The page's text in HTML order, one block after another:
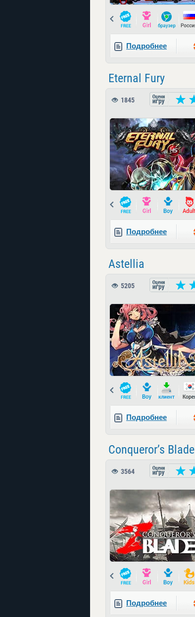
Prev
Подробнее
Eternal Fury
1845
Prev
Подробнее
Astellia
5205
Prev
Подробнее
Conqueror’s Blade
3564
Prev
Подробнее